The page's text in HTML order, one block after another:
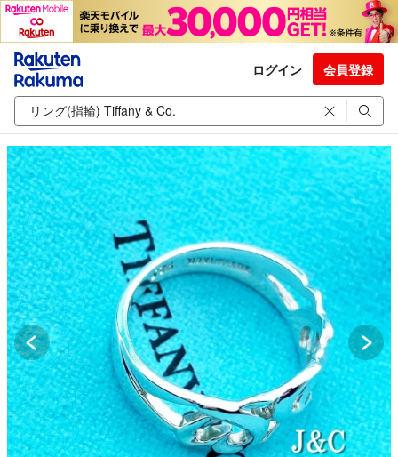
ログイン 会員登録